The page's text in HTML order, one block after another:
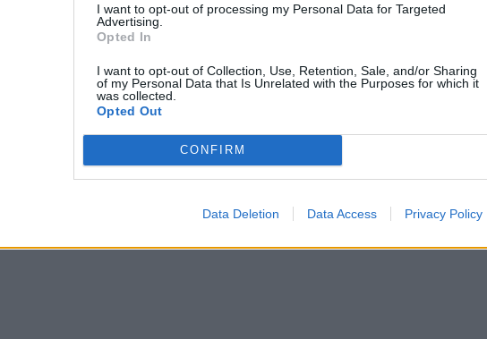
I want to opt-out of processing my Personal Data for Targeted
Advertising.
Opted In
I want to opt-out of Collection, Use, Retention, Sale, and/or Sharing
of my Personal Data that Is Unrelated with the Purposes for which it
was collected.
Opted Out
CONFIRM
Data Deletion Data Access Privacy Policy